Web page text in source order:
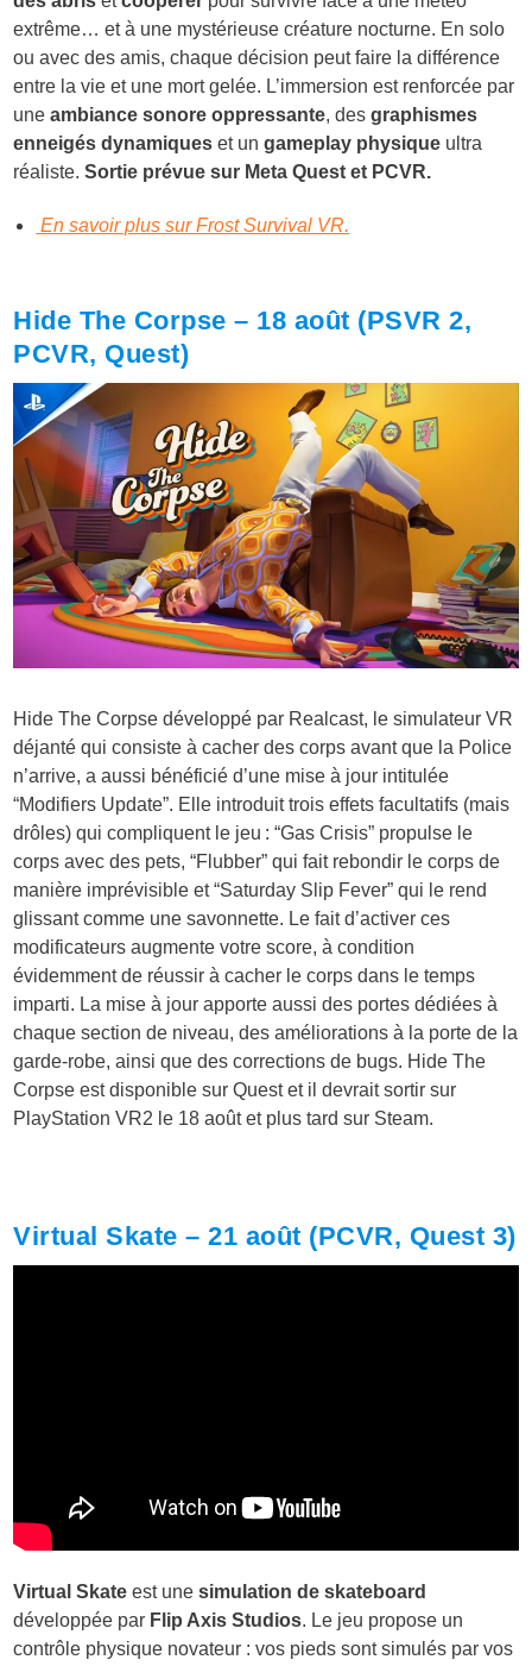
extrême… et à une mystérieuse créature nocturne. En solo
ou avec des amis, chaque décision peut faire la différence
entre la vie et une mort gelée. L’immersion est renforcée par
uneambiance sonore oppressante, desgraphismes
enneigés dynamiques et ungameplay physique ultra
réaliste.Sortie prévue sur Meta Quest et PCVR.
En savoir plus sur Frost Survival VR.
Hide The Corpse – 18 août (PSVR 2,
PCVR, Quest)
Hide The Corpse développé par Realcast, le simulateur VR
déjanté qui consiste à cacher des corps avant que la Police
n’arrive, a aussi bénéficié d’une mise à jour intitulée
“Modifiers Update”. Elle introduit trois effets facultatifs (mais
drôles) qui compliquent le jeu : “Gas Crisis” propulse le
corps avec des pets, “Flubber” qui fait rebondir le corps de
manière imprévisible et “Saturday Slip Fever” qui le rend
glissant comme une savonnette. Le fait d’activer ces
modificateurs augmente votre score, à condition
évidemment de réussir à cacher le corps dans le temps
imparti. La mise à jour apporte aussi des portes dédiées à
chaque section de niveau, des améliorations à la porte de la
garde-robe, ainsi que des corrections de bugs. Hide The
Corpse est disponible sur Quest et il devrait sortir sur
PlayStation VR2 le 18 août et plus tard sur Steam.
Virtual Skate – 21 août (PCVR, Quest 3)
Virtual Skate est unesimulation de skateboard
développée par Flip Axis Studios. Le jeu propose un
contrôle physique novateur : vos pieds sont simulés par vos